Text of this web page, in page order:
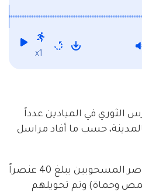
x1
الثوري في الميادين عدداً
حسب ما أفاد مراسل
وقال مراسلنا إنّ عدد العناصر المسحوبين يبلغ 40 عنصراً
وحماة) وتم تحويلهم